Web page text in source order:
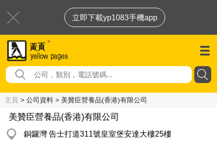
立即下載yp1083手機app
主頁 > 公司資料 > 美贊臣營養品(香港)有限公司
美贊臣營養品(香港)有限公司
銅鑼灣 告士打道311號皇室堡安達大樓25樓